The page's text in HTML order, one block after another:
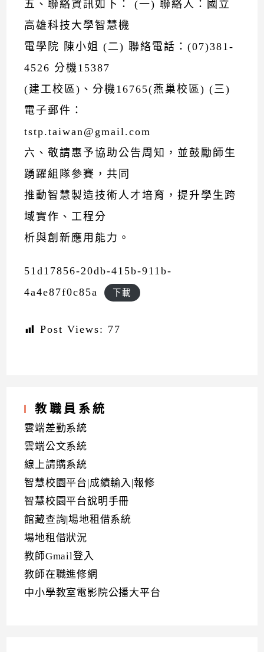
五、聯絡資訊如下： (一) 聯絡人：國立
高雄科技大學智慧機
電學院 陳小姐 (二) 聯絡電話：(07)381-
4526 分機15387
(建工校區)、分機16765(燕巢校區) (三)
電子郵件：
tstp.taiwan@gmail.com
六、敬請惠予協助公告周知，並鼓勵師生
踴躍組隊參賽，共同
推動智慧製造技術人才培育，提升學生跨
域實作、工程分
析與創新應用能力。
51d17856-20db-415b-911b-
4a4e87f0c85a
下載
Post Views: 77
教職員系統
雲端差勤系統
雲端公文系統
線上請購系統
智慧校園平台|成績輸入|報修
智慧校園平台說明手冊
館藏查詢|場地租借系統
場地租借狀況
教師Gmail登入
教師在職進修網
中小學教室電影院公播大平台